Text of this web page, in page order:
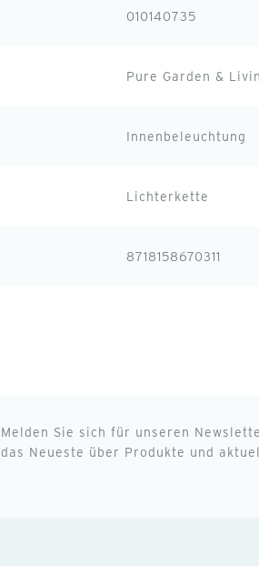
010140735
Pure Garden &
Innenbeleuchtung
Lichterkette
8718158670311
Melden Sie sich für unseren
das Neueste über Produkte und